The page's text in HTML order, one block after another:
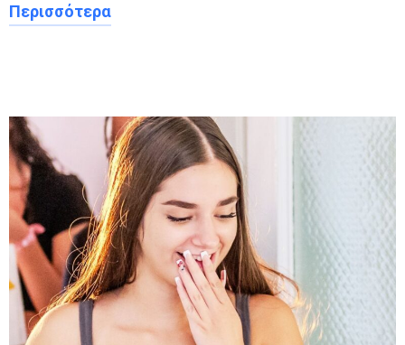
Περισσότερα